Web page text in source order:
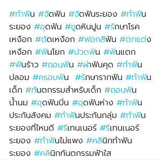
#ทำฟัน #จัดฟัน #จัดฟันระยอง #ทำฟัน
ระยอง #อุดฟัน #ขูดหินปูน #รักษาโรค
เหงือก #ตัดเหงือก #ฟอกสีฟัน #ตกแต่ง
เหงือก #ฟันโยก #ปวดฟัน #ฟันแตก
#ฟันร้าว #ถอนฟัน #ผ่าฟันคุด #ทำฟัน
ปลอม #ครอบฟัน #รักษารากฟัน #ทำฟัน
เด็ก #ทันตกรรมสำหรับเด็ก #ถอนฟัน
น้ำนม #อุดฟันบิ่น #อุดฟันห่าง #ทำฟัน
ประกันสังคม #ทำฟันประกันกลุ่ม #ทำฟัน
ระยองที่ไหนดี #รีเทนเนอร์ #รีเทนเนอร์
ระยอง #ทำฟันไม่แพง #คลินิกทำฟัน
ระยอง #คลินิกทันตกรรมฟ้าใส